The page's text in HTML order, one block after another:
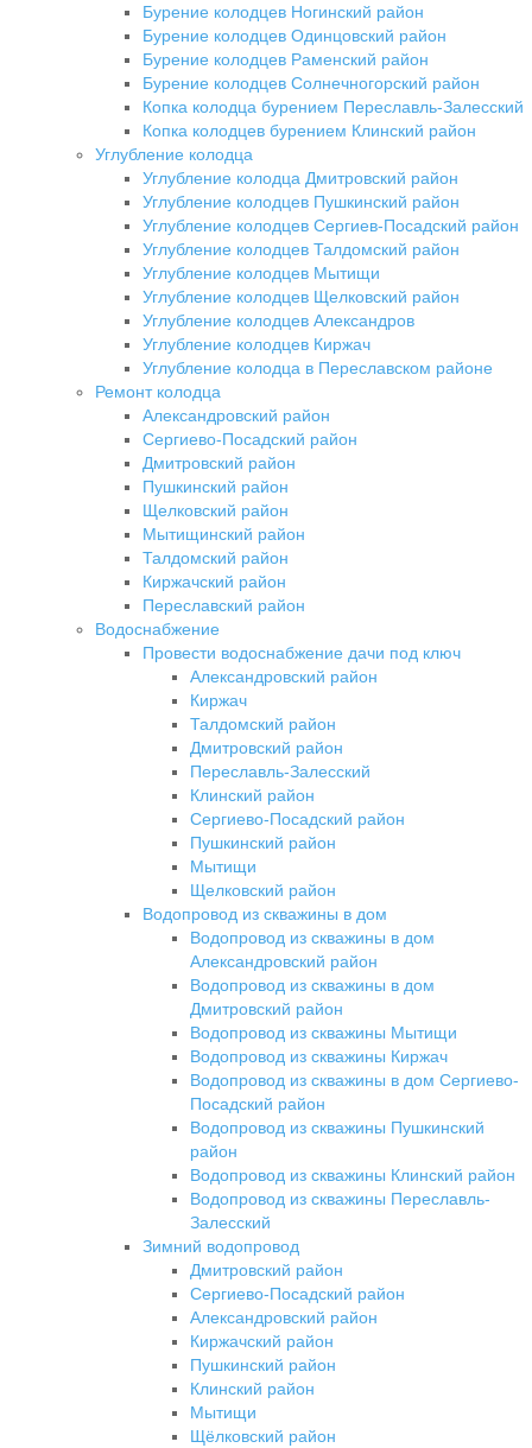
Бурение колодцев Ногинский район
Бурение колодцев Одинцовский район
Бурение колодцев Раменский район
Бурение колодцев Солнечногорский район
Копка колодца бурением Переславль-Залесский
Копка колодцев бурением Клинский район
Углубление колодца
Углубление колодца Дмитровский район
Углубление колодцев Пушкинский район
Углубление колодцев Сергиев-Посадский район
Углубление колодцев Талдомский район
Углубление колодцев Мытищи
Углубление колодцев Щелковский район
Углубление колодцев Александров
Углубление колодцев Киржач
Углубление колодца в Переславском районе
Ремонт колодца
Александровский район
Сергиево-Посадский район
Дмитровский район
Пушкинский район
Щелковский район
Мытищинский район
Талдомский район
Киржачский район
Переславский район
Водоснабжение
Провести водоснабжение дачи под ключ
Александровский район
Киржач
Талдомский район
Дмитровский район
Переславль-Залесский
Клинский район
Сергиево-Посадский район
Пушкинский район
Мытищи
Щелковский район
Водопровод из скважины в дом
Водопровод из скважины в дом
Александровский район
Водопровод из скважины в дом
Дмитровский район
Водопровод из скважины Мытищи
Водопровод из скважины Киржач
Водопровод из скважины в дом Сергиево-
Посадский район
Водопровод из скважины Пушкинский
район
Водопровод из скважины Клинский район
Водопровод из скважины Переславль-
Залесский
Зимний водопровод
Дмитровский район
Сергиево-Посадский район
Александровский район
Киржачский район
Пушкинский район
Клинский район
Мытищи
Щёлковский район